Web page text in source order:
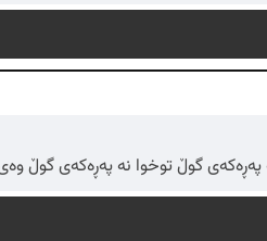
گوڵ توخوا نە پەڕەکەی گوڵ